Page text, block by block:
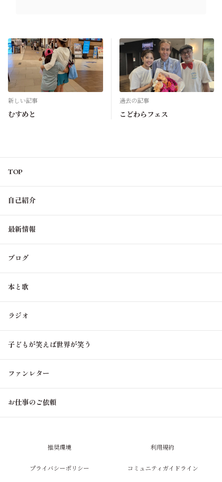
新しい記事
むすめと
過去の記事
こどわらフェス
TOP
自己紹介
最新情報
ブログ
本と歌
ラジオ
子どもが笑えば世界が笑う
ファンレター
お仕事のご依頼
推奨環境 利用規約
プライバシーポリシー コミュニティガイドライン